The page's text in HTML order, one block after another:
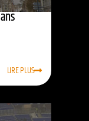
LIRE PLUS